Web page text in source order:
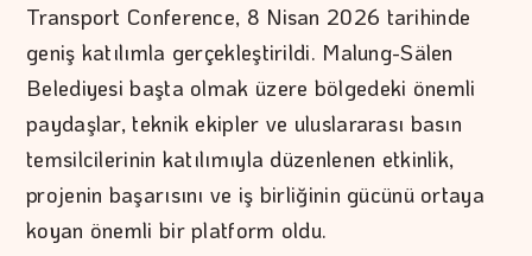
Transport Conference, 8 Nisan 2026 tarihinde
geniş katılımla gerçekleştirildi. Malung-Sälen
Belediyesi başta olmak üzere bölgedeki önemli
paydaşlar, teknik ekipler ve uluslararası basın
temsilcilerinin katılımıyla düzenlenen etkinlik,
projenin başarısını ve iş birliğinin gücünü ortaya
koyan önemli bir platform oldu.